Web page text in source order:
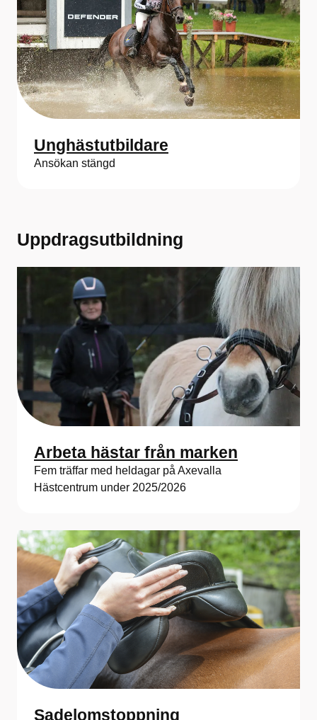
Unghästutbildare
Ansökan stängd
Uppdragsutbildning
Arbeta hästar från marken
Fem träffar med heldagar på Axevalla
Hästcentrum under 2025/2026
Sadelomstoppning